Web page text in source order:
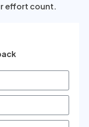
effort count.